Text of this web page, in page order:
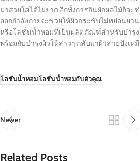
มาสวยใสได้ไม่ยาก อีกทั้งการกินผักผลไม้ก็จ
ออกกำลังกายจะช่วยให้ผิวกระชับไม่หย่อนยา
หรือโลชั่นน้ำหอมที่เป็นผลิตภัณฑ์สำหรับบำรุ
พร้อมกับบำรุงผิวให้สาวๆ กลับมาผิวสวยปังเห
โลชั่นน้ำหอมโลชั่นน้ำหอมกับตัวคุณ
Newer
Related Posts